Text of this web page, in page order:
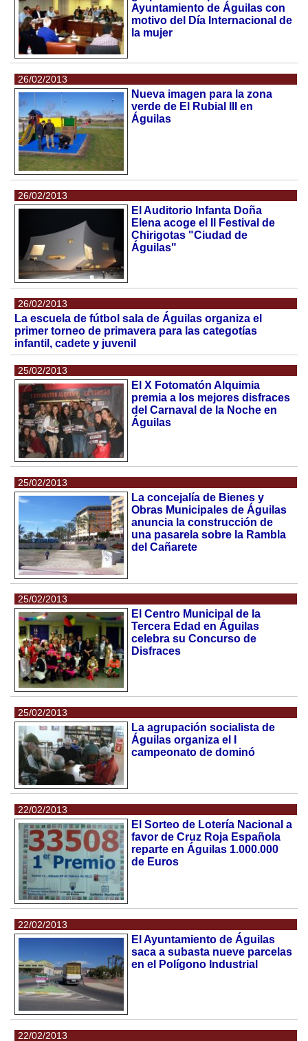
Ayuntamiento de Águilas con
motivo del Día Internacional de
la mujer
26/02/2013
Nueva imagen para la zona
verde de El Rubial III en
Águilas
26/02/2013
El Auditorio Infanta Doña
Elena acoge el II Festival de
Chirigotas "Ciudad de
Águilas"
26/02/2013
La escuela de fútbol sala de Águilas organiza el
primer torneo de primavera para las categotías
infantil, cadete y juvenil
25/02/2013
El X Fotomatón Alquimia
premia a los mejores disfraces
del Carnaval de la Noche en
Águilas
25/02/2013
La concejalía de Bienes y
Obras Municipales de Águilas
anuncia la construcción de
una pasarela sobre la Rambla
del Cañarete
25/02/2013
El Centro Municipal de la
Tercera Edad en Águilas
celebra su Concurso de
Disfraces
25/02/2013
La agrupación socialista de
Águilas organiza el I
campeonato de dominó
22/02/2013
El Sorteo de Lotería Nacional a
favor de Cruz Roja Española
reparte en Águilas 1.000.000
de Euros
22/02/2013
El Ayuntamiento de Águilas
saca a subasta nueve parcelas
en el Polígono Industrial
22/02/2013